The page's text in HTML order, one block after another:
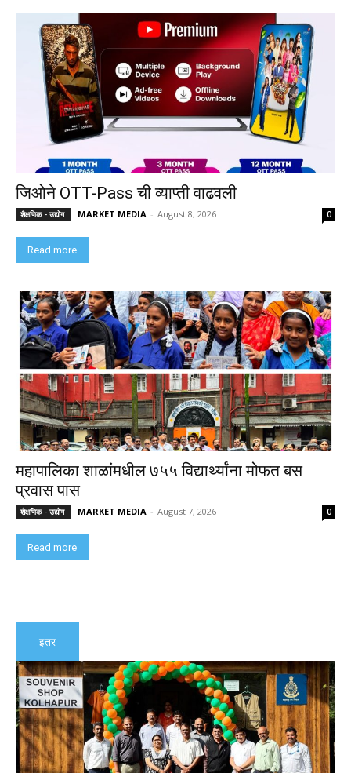
जिओने OTT-Pass ची व्याप्ती वाढवली
शैक्षणिक - उद्योग MARKET MEDIA - August 8, 2026 0
Read more
महापालिका शाळांमधील ७५५ विद्यार्थ्यांना मोफत बस
प्रवास पास
शैक्षणिक - उद्योग MARKET MEDIA - August 7, 2026 0
Read more
इतर